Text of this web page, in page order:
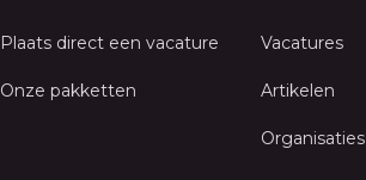
Plaats direct een vacature
Onze pakketten
Vacatures
Artikelen
Organisaties